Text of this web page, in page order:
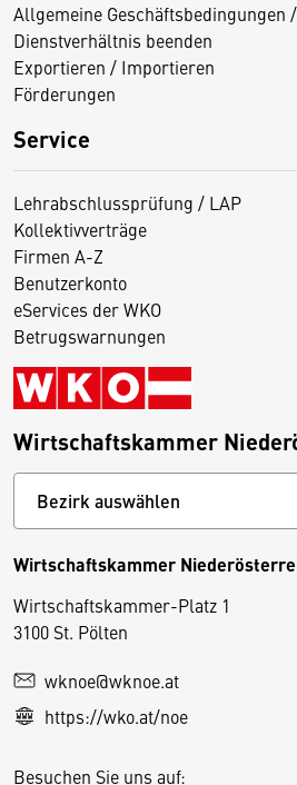
Allgemeine Geschäftsbedingungen
Dienstverhältnis beenden
Exportieren / Importieren
Förderungen
Service
Lehrabschlussprüfung / LAP
Kollektivverträge
Firmen A-Z
Benutzerkonto
eServices der WKO
Betrugswarnungen
Wirtschaftskammer
Wirtschaftskammer
Wirtschaftskammer-Platz 1
3100 St. Pölten
wknoe@wknoe.at
https://wko.at/noe
Besuchen Sie uns auf:
D
e
s